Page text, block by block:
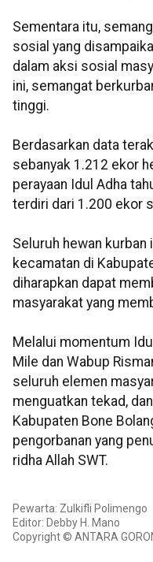
Sementara itu,
sosial yang
dalam aksi sosial
ini, semangat
tinggi.
Berdasarkan data
sebanyak 1.212 ekor
perayaan Idul Adha
terdiri dari 1.200 ekor
Seluruh hewan
kecamatan di
diharapkan dapat
masyarakat yang
Melalui momentum
Mile dan Wabup
seluruh elemen
menguatkan tekad,
Kabupaten Bone
pengorbanan yang
ridha Allah SWT.
Pewarta: Zulkifli Polimengo
Editor: Debby H. Mano
Copyright © ANTARA